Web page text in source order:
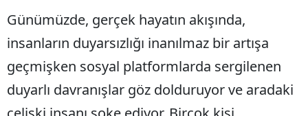
Balıkesir
Bilecik
Bingöl
Bitlis
Günümüzde, gerçek hayatın akışında,
insanların duyarsızlığı inanılmaz bir artışa
geçmişken sosyal platformlarda sergilenen
duyarlı davranışlar göz dolduruyor ve aradaki